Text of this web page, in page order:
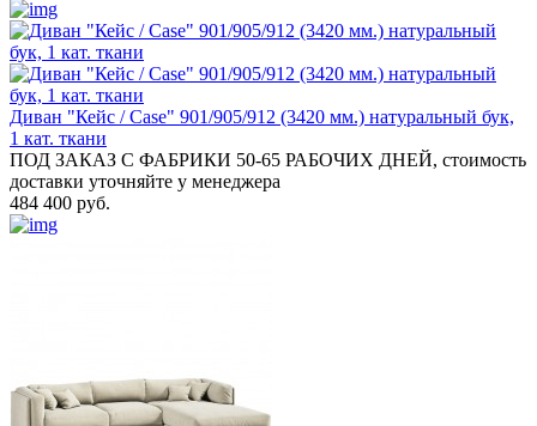
Диван "Кейс / Case" 901/905/912 (3420 мм.) натуральный бук,
1 кат. ткани
ПОД ЗАКАЗ С ФАБРИКИ 50-65 РАБОЧИХ ДНЕЙ, стоимость
доставки уточняйте у менеджера
484 400 руб.